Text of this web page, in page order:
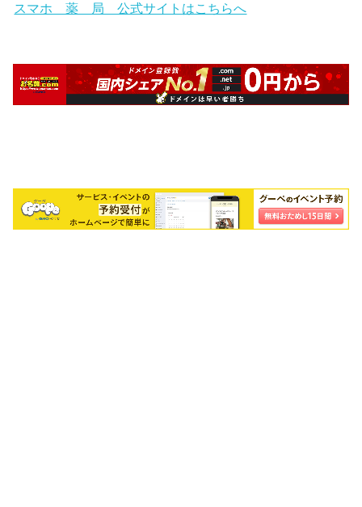
スマホ 薬 局 公式サイトはこちらへ